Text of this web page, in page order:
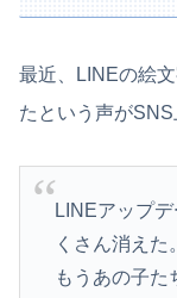
最近、LINEの絵
たという声がSNS
LINEアップ
くさん消えた。
もうあの子た